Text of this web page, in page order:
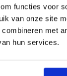
functies voor
van onze site
met
hun services.